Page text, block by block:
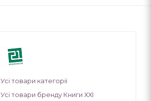
Усі товари категорії
Усі товари бренду Книги ХХІ